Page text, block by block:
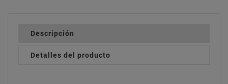
Descripción
Detalles del producto